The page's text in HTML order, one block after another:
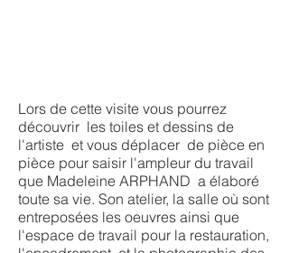
Lors de cette visite vous pourrez
découvrir les toiles et dessins de
l'artiste et vous déplacer de pièce en
pièce pour saisir l'ampleur du travail
que Madeleine ARPHAND a élaboré
toute sa vie. Son atelier, la salle où sont
entreposées les oeuvres ainsi que
l'espace de travail pour la restauration,